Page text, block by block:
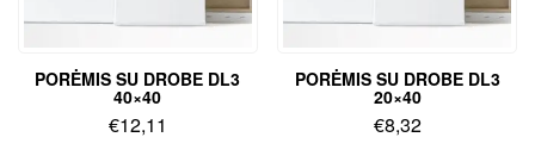
PORĖMIS SU DROBE DL3
40×40
€12,11
PORĖMIS SU DROBE DL3
20×40
€8,32